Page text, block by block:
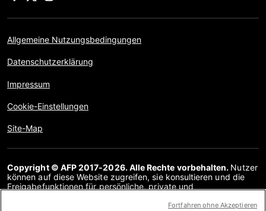
Allgemeine Nutzungsbedingungen
Datenschutzerklärung
Impressum
Cookie-Einstellungen
Site-Map
Copyright © AFP 2017-2026. Alle Rechte vorbehalten. Nutzer
können auf diese Website zugreifen, sie konsultieren und die
Freigabefunktionen für persönliche, private und
insbesondere jegliche Vervielfältigung, Kommunikation mit der
Fortfahren ohne Akzeptieren